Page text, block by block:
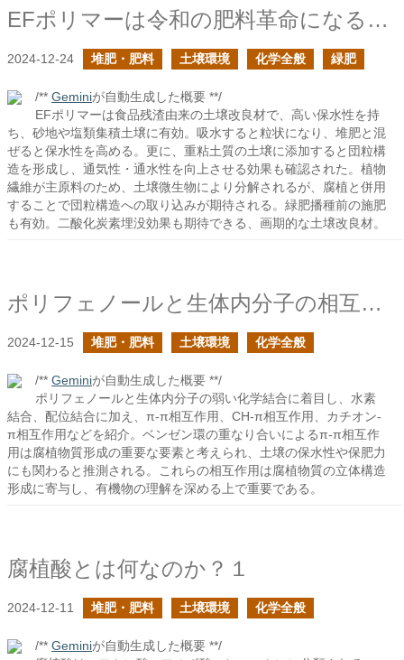
EFポリマーは令和の肥料革命になるかもしれない
2024-12-24 堆肥・肥料 土壌環境 化学全般 緑肥
/** Geminiが自動生成した概要 **/
EFポリマーは食品残渣由来の土壌改良材で、高い保水性を持
ち、砂地や塩類集積土壌に有効。吸水すると粒状になり、堆肥と混
ぜると保水性を高める。更に、重粘土質の土壌に添加すると団粒構
造を形成し、通気性・通水性を向上させる効果も確認された。植物
繊維が主原料のため、土壌微生物により分解されるが、腐植と併用
することで団粒構造への取り込みが期待される。緑肥播種前の施肥
も有効。二酸化炭素埋没効果も期待できる、画期的な土壌改良材。
ポリフェノールと生体内分子の相互作用２
2024-12-15 堆肥・肥料 土壌環境 化学全般
/** Geminiが自動生成した概要 **/
ポリフェノールと生体内分子の弱い化学結合に着目し、水素
結合、配位結合に加え、π-π相互作用、CH-π相互作用、カチオン-
π相互作用などを紹介。ベンゼン環の重なり合いによるπ-π相互作
用は腐植物質形成の重要な要素と考えられ、土壌の保水性や保肥力
にも関わると推測される。これらの相互作用は腐植物質の立体構造
形成に寄与し、有機物の理解を深める上で重要である。
腐植酸とは何なのか？１
2024-12-11 堆肥・肥料 土壌環境 化学全般
/** Geminiが自動生成した概要 **/